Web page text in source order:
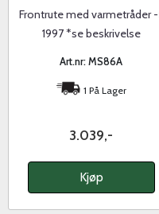
Frontrute med varmetråder -
1997 *se beskrivelse
Art.nr: MS86A
1 På Lager
3.039,-
Kjøp